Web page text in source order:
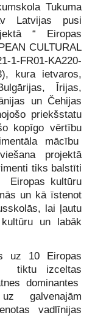
Tukuma
Latvijas pusi
“ Eiropas
CULTURAL
1-FR01-KA220-
kura ietvaros,
Īrijas,
un Čehijas
priekšstatu
kopīgo vērtību
mācību
projektā
tiks balstīti
Eiropas kultūru
un kā īstenot
lai ļautu
un labāk
uz 10 Eiropas
tiktu izceltas
dominantes
galvenajām
vadlīnijas